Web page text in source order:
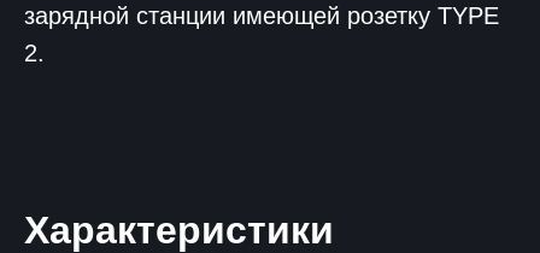
зарядной станции имеющей розетку TYPE
2.
Характеристики